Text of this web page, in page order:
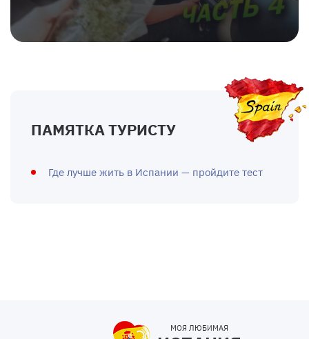
ПАМЯТКА ТУРИСТУ
Где лучше жить в Испании — пройдите тест
МОЯ ЛЮБИМАЯ